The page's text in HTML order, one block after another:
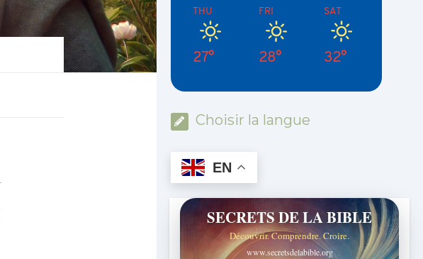
THU
27°
FRI
28°
SAT
32°
Choisir la langue
EN
SECRETS DE LA BIBLE
Découvrir. Comprendre. Croire.
www.secretsdelabible.org